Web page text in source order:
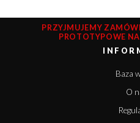
PRZYJMUJEMY
PROTOTYPOWE
Baza
O